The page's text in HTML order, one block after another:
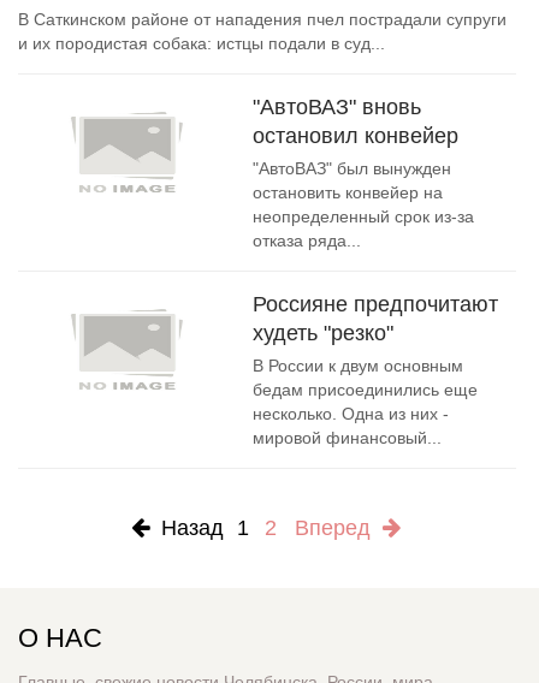
В Саткинском районе от нападения пчел пострадали супруги
и их породистая собака: истцы подали в суд...
"АвтоВАЗ" вновь
остановил конвейер
"АвтоВАЗ" был вынужден
остановить конвейер на
неопределенный срок из-за
отказа ряда...
Россияне предпочитают
худеть "резко"
В России к двум основным
бедам присоединились еще
несколько. Одна из них -
мировой финансовый...
Назад 1 2 Вперед
О НАС